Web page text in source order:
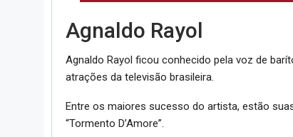
Agnaldo Rayol
Agnaldo Rayol ficou conhecido pela voz de
atrações da televisão brasileira.
Entre os maiores sucesso do artista, estão
“Tormento D’Amore”.